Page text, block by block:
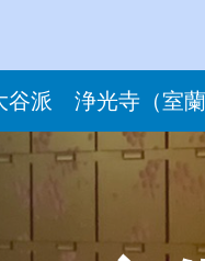
谷派 浄光寺（室蘭